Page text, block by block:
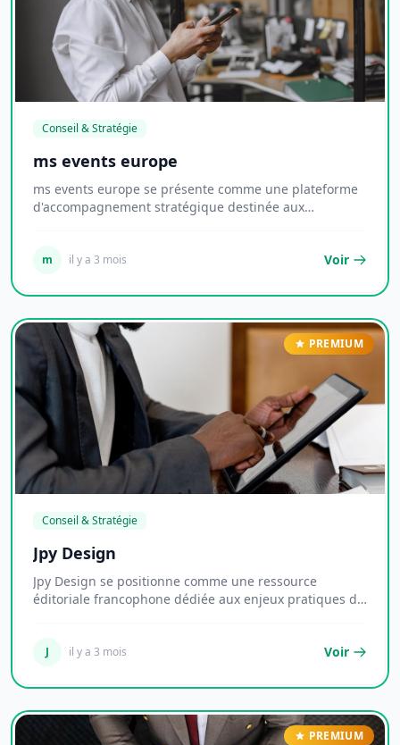
Conseil & Stratégie
ms events europe
ms events europe se présente comme une plateforme
d'accompagnement stratégique destinée aux
m il y a 3 mois Voir
PREMIUM
Conseil & Stratégie
Jpy Design
Jpy Design se positionne comme une ressource
éditoriale francophone dédiée aux enjeux pratiques de
J il y a 3 mois Voir
PREMIUM